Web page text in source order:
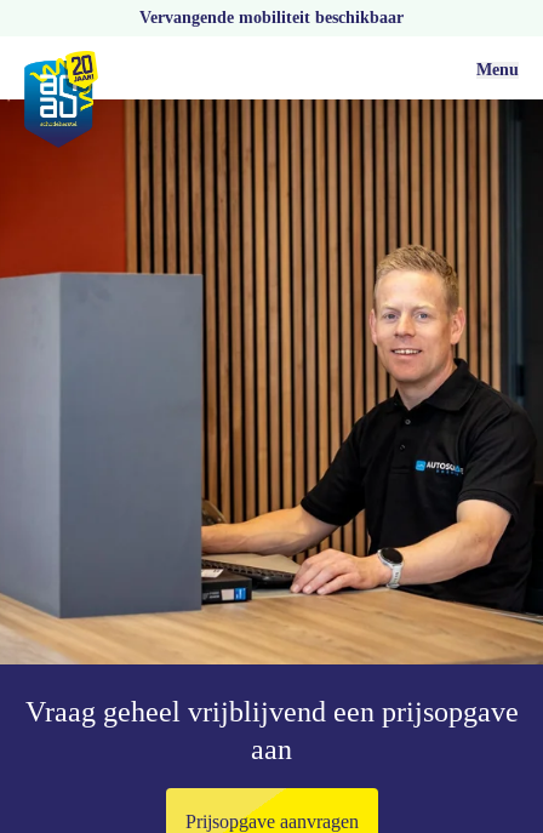
Vervangende mobiliteit beschikbaar
Menu
Vraag geheel vrijblijvend een prijsopgave
aan
Prijsopgave aanvragen